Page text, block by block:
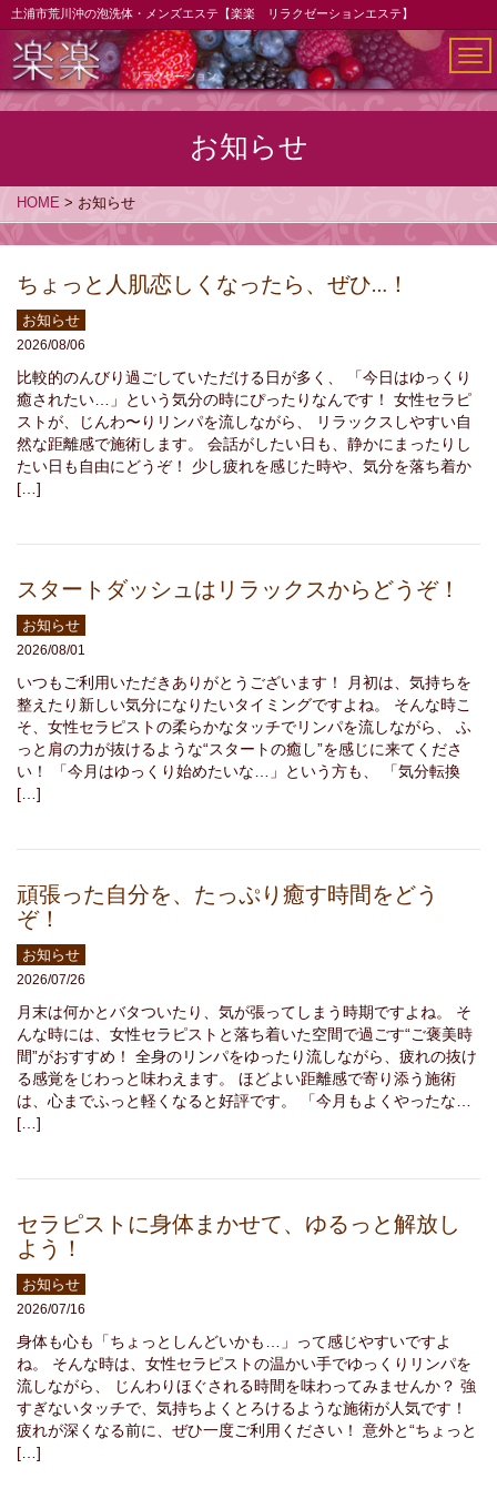
土浦市荒川沖の泡洗体・メンズエステ【楽楽 リラクゼーションエステ】
メ
お知らせ
HOME > お知らせ
ちょっと人肌恋しくなったら、ぜひ…！
お知らせ
2026/08/06
比較的のんびり過ごしていただける日が多く、 「今日はゆっくり
癒されたい…」という気分の時にぴったりなんです！ 女性セラピ
ストが、じんわ〜りリンパを流しながら、 リラックスしやすい自
然な距離感で施術します。 会話がしたい日も、静かにまったりし
たい日も自由にどうぞ！ 少し疲れを感じた時や、気分を落ち着か
[…]
スタートダッシュはリラックスからどうぞ！
お知らせ
2026/08/01
いつもご利用いただきありがとうございます！ 月初は、気持ちを
整えたり新しい気分になりたいタイミングですよね。 そんな時こ
そ、女性セラピストの柔らかなタッチでリンパを流しながら、 ふ
っと肩の力が抜けるような“スタートの癒し”を感じに来てくださ
い！ 「今月はゆっくり始めたいな…」という方も、 「気分転換
[…]
頑張った自分を、たっぷり癒す時間をどう
ぞ！
お知らせ
2026/07/26
月末は何かとバタついたり、気が張ってしまう時期ですよね。 そ
んな時には、女性セラピストと落ち着いた空間で過ごす“ご褒美時
間”がおすすめ！ 全身のリンパをゆったり流しながら、疲れの抜け
る感覚をじわっと味わえます。 ほどよい距離感で寄り添う施術
は、心までふっと軽くなると好評です。 「今月もよくやったな…
[…]
セラピストに身体まかせて、ゆるっと解放し
よう！
お知らせ
2026/07/16
身体も心も「ちょっとしんどいかも…」って感じやすいですよ
ね。 そんな時は、女性セラピストの温かい手でゆっくりリンパを
流しながら、 じんわりほぐされる時間を味わってみませんか？ 強
すぎないタッチで、気持ちよくとろけるような施術が人気です！
疲れが深くなる前に、ぜひ一度ご利用ください！ 意外と“ちょっと
[…]